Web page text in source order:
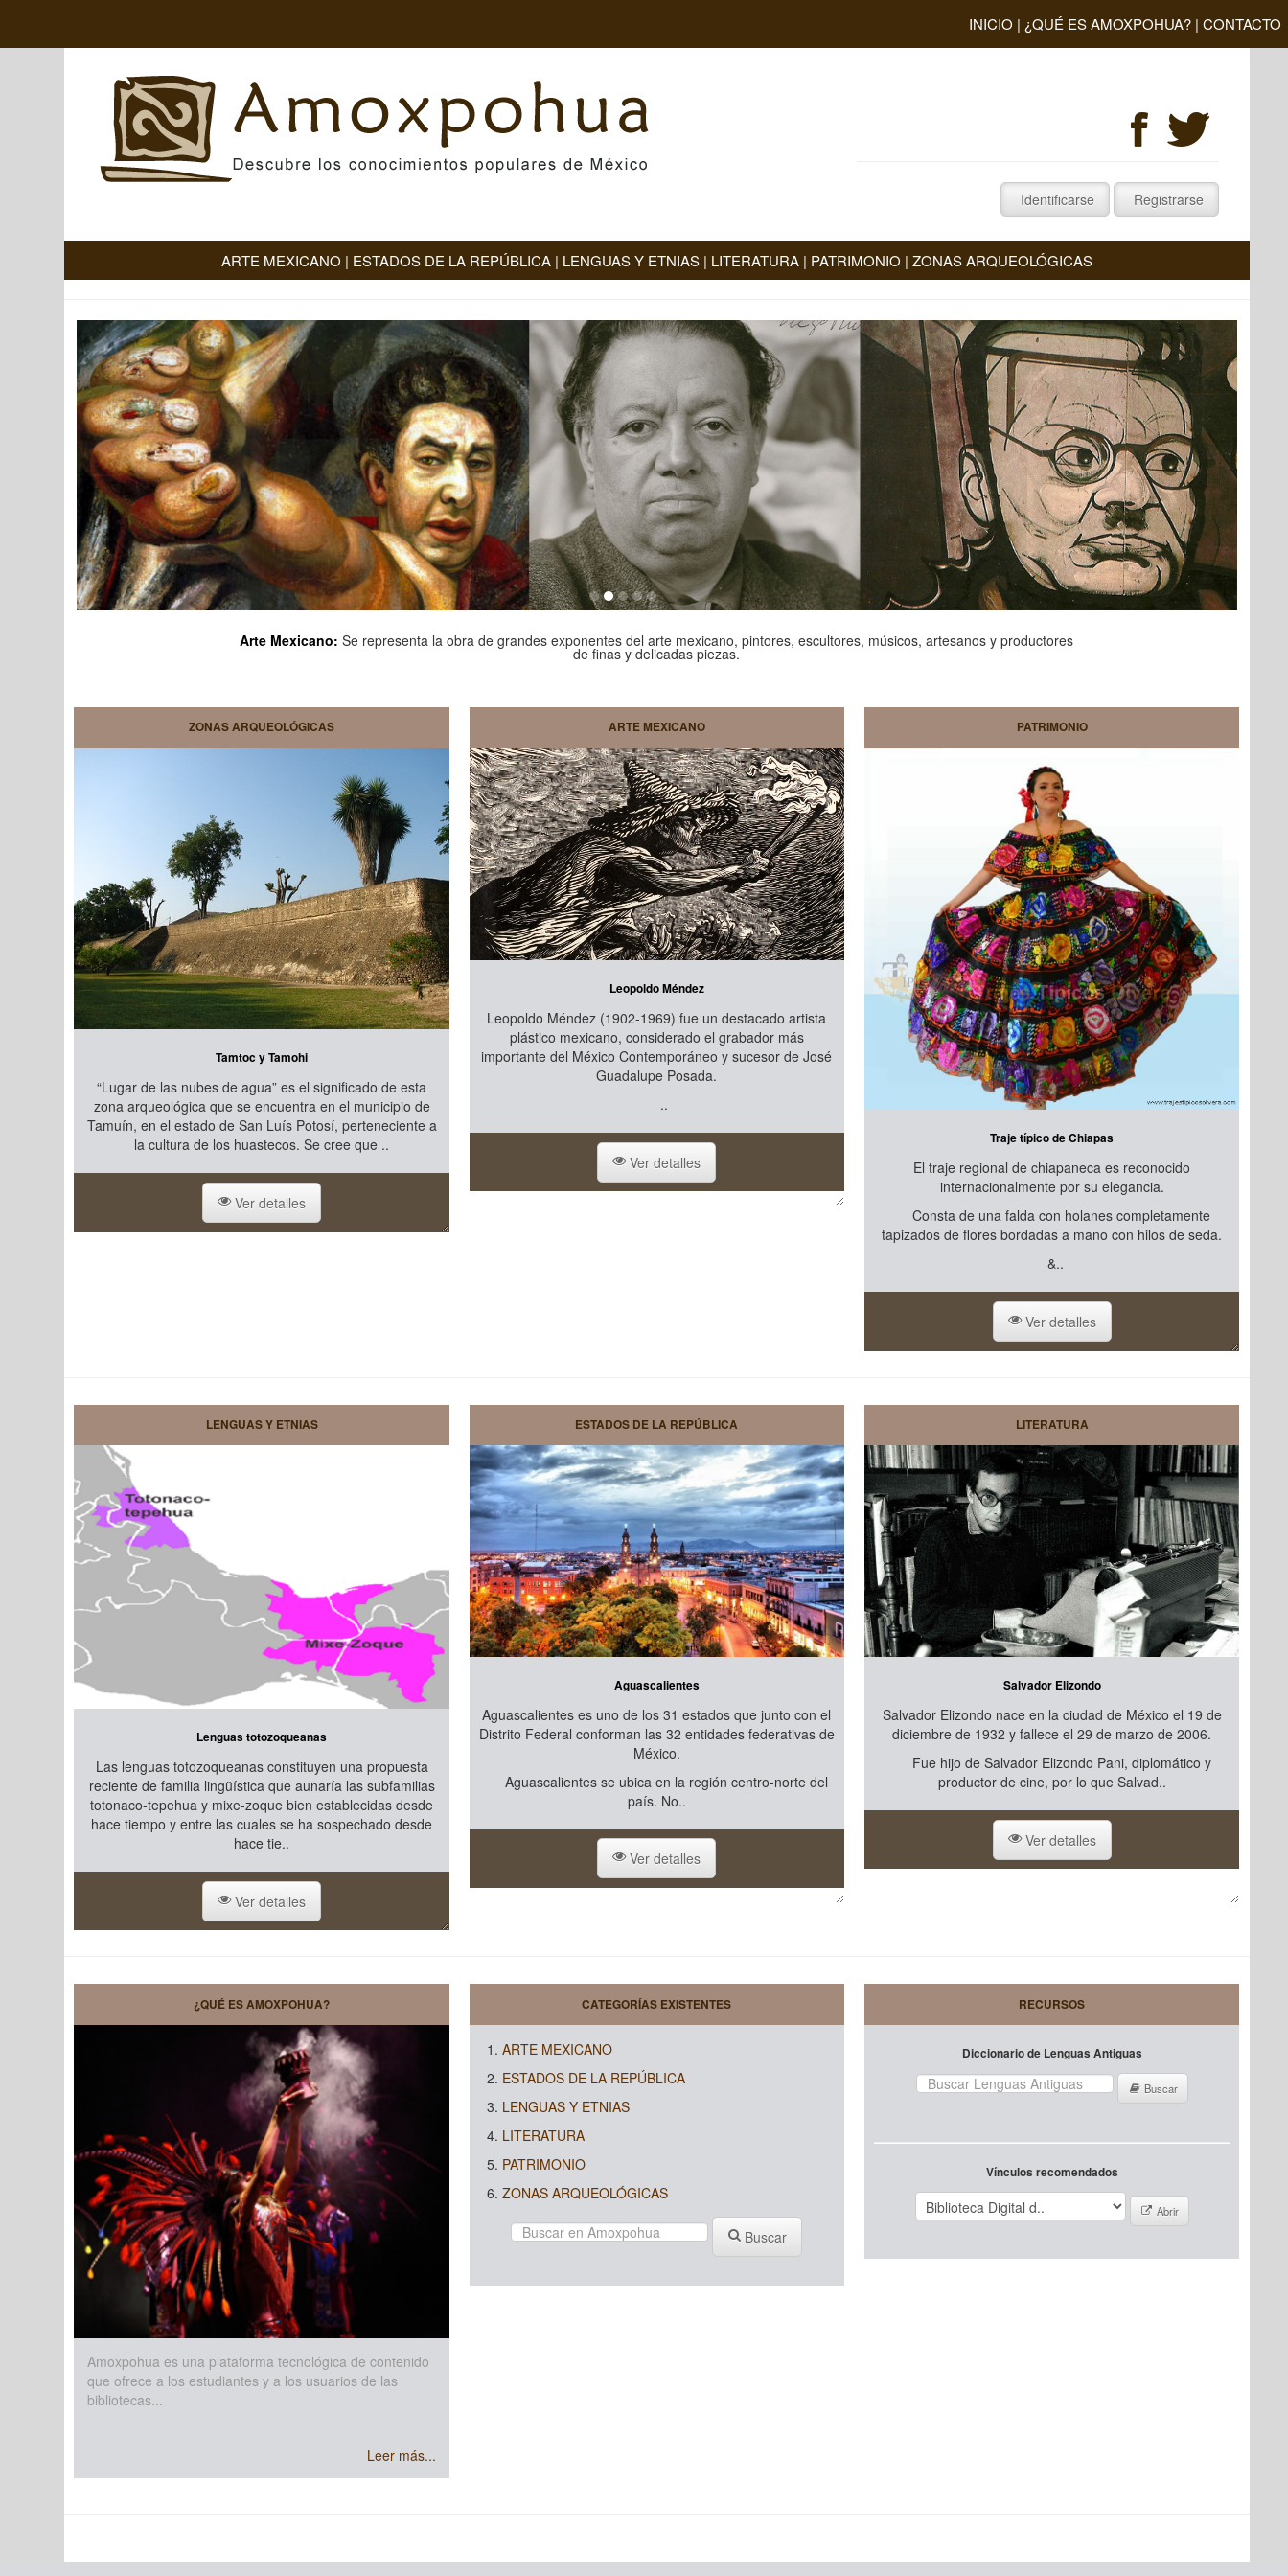
INICIO | ¿QUÉ ES AMOXPOHUA?| CONTACTO
ARTE MEXICANO | ESTADOS DE LA REPÚBLICA | LENGUAS Y ETNIAS | LITERATURA | PATRIMONIO | ZONAS ARQUEOLÓGICAS
Arte Mexicano: Se representa la obra de grandes exponentes del arte mexicano, pintores, escultores, músicos, artesanos y productores
de finas y delicadas piezas.
ZONAS ARQUEOLÓGICAS
Tamtoc y Tamohi
“Lugar de las nubes de agua” es el significado de esta
zona arqueológica que se encuentra en el municipio de
Tamuín, en el estado de San Luís Potosí, perteneciente a
la cultura de los huastecos. Se cree que ..
Ver detalles
ARTE MEXICANO
Leopoldo Méndez
Leopoldo Méndez (1902-1969) fue un destacado artista
plástico mexicano, considerado el grabador más
importante del México Contemporáneo y sucesor de José
Guadalupe Posada.
..
Ver detalles
PATRIMONIO
Traje típico de Chiapas
El traje regional de chiapaneca es reconocido
internacionalmente por su elegancia.
Consta de una falda con holanes completamente
tapizados de flores bordadas a mano con hilos de seda.
&..
Ver detalles
LENGUAS Y ETNIAS
Lenguas totozoqueanas
Las lenguas totozoqueanas constituyen una propuesta
reciente de familia lingüística que aunaría las subfamilias
totonaco-tepehua y mixe-zoque bien establecidas desde
hace tiempo y entre las cuales se ha sospechado desde
hace tie..
Ver detalles
ESTADOS DE LA REPÚBLICA
Aguascalientes
Aguascalientes es uno de los 31 estados que junto con el
Distrito Federal conforman las 32 entidades federativas de
México.
Aguascalientes se ubica en la región centro-norte del
país. No..
Ver detalles
LITERATURA
Salvador Elizondo
Salvador Elizondo nace en la ciudad de México el 19 de
diciembre de 1932 y fallece el 29 de marzo de 2006.
Fue hijo de Salvador Elizondo Pani, diplomático y
productor de cine, por lo que Salvad..
Ver detalles
¿QUÉ ES AMOXPOHUA?
Amoxpohua es una plataforma tecnológica de contenido
que ofrece a los estudiantes y a los usuarios de las
bibliotecas...
Leer más...
CATEGORÍAS EXISTENTES
ARTE MEXICANO
ESTADOS DE LA REPÚBLICA
LENGUAS Y ETNIAS
LITERATURA
PATRIMONIO
ZONAS ARQUEOLÓGICAS
Buscar
RECURSOS
Diccionario de Lenguas Antiguas
Buscar
Vínculos recomendados
Abrir